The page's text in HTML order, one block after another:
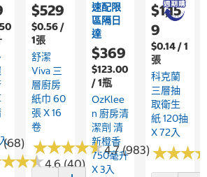
(68)
★★★
★★★4.6 (40)
$529
$0.56 /
1張
舒潔
Viva 三
層廚房
紙巾 60
張 X 16
卷
★★★★★
★★★★★4.7 (983)
速配限
區隔日
達
$369
$123.00
/ 1瓶
OzKlee
N 廚房清
潔劑 清
新橙香
750毫升
X 3入
$1,15
9
$0.14 / 1
張
科克蘭
三層抽
取衛生
紙 120抽
X 72入
★★★
★★★